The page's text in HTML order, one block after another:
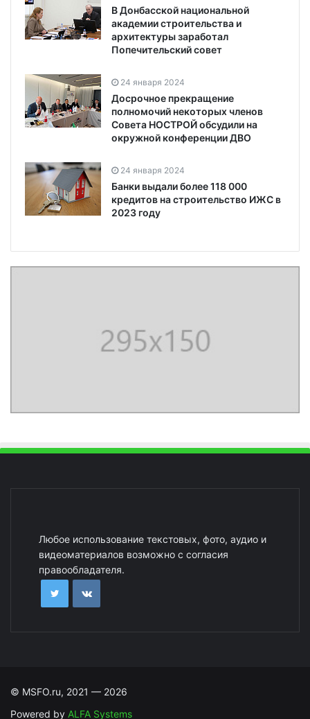
В Донбасской национальной
академии строительства и
архитектуры заработал
Попечительский совет
24 января 2024
Досрочное прекращение
полномочий некоторых членов
Совета НОСТРОЙ обсудили на
окружной конференции ДВО
24 января 2024
Банки выдали более 118 000
кредитов на строительство ИЖС в
2023 году
Любое использование текстовых, фото, аудио и
видеоматериалов возможно с согласия
правообладателя.
© MSFO.ru, 2021 — 2026
Powered by ALFA Systems